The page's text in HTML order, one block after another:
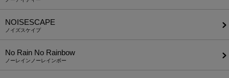
NOISESCAPE
ノイズスケイプ
No Rain No Rainbow
ノーレインノーレインボー